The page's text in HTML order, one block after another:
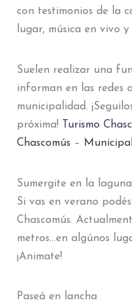
con testimonios de la
lugar, música en vivo y
Suelen realizar una
informan en las redes
municipalidad.
próxima!
Turismo
Chascomús –
Sumergite en la laguna
Si vas en verano
Chascomús.
metros…en algúnos
¡Animate!
Paseá en lancha